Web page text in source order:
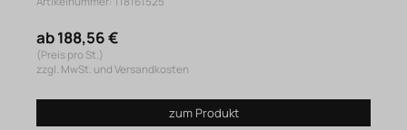
ab 188,56 €
(Preis pro St.)
zzgl. MwSt. und Versandkosten
zum Produkt